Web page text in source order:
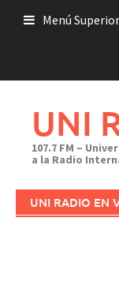
Menú Superior
UNI
107.7 FM –
a la Radio
UNI RADIO EN